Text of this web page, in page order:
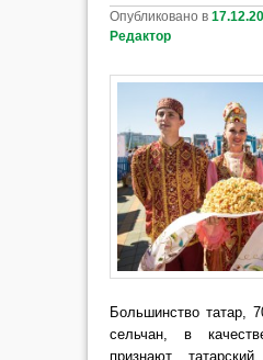
Опубликовано в
Редактор
Большинство татар,
сельчан, в
признают